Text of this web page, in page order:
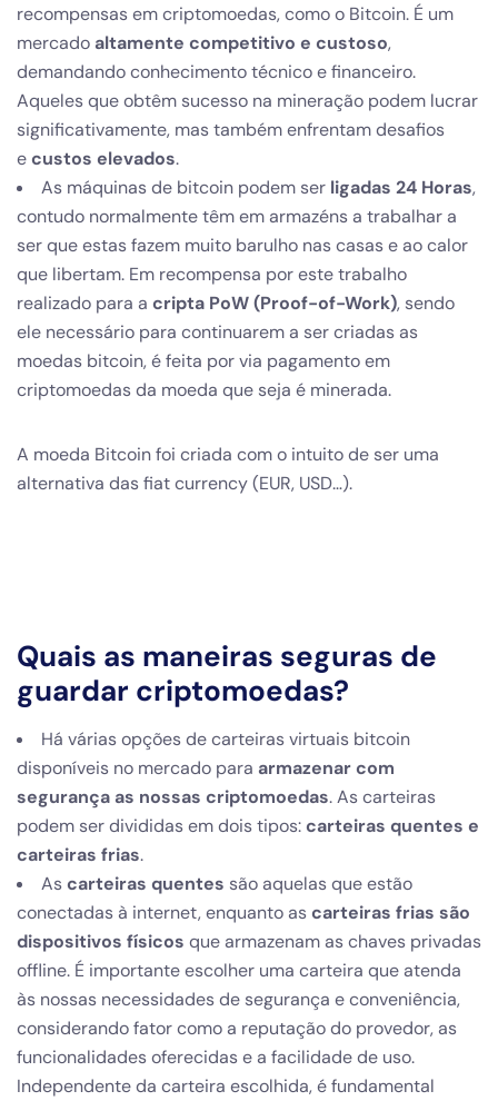
recompensas em criptomoedas, como o Bitcoin. É um
mercado altamente competitivo e custoso,
demandando conhecimento técnico e financeiro.
Aqueles que obtêm sucesso na mineração podem lucrar
significativamente, mas também enfrentam desafios
e custos elevados.
As máquinas de bitcoin podem ser ligadas 24 Horas,
contudo normalmente têm em armazéns a trabalhar a
ser que estas fazem muito barulho nas casas e ao calor
que libertam. Em recompensa por este trabalho
realizado para a cripta PoW (Proof-of-Work), sendo
ele necessário para continuarem a ser criadas as
moedas bitcoin, é feita por via pagamento em
criptomoedas da moeda que seja é minerada.
A moeda Bitcoin foi criada com o intuito de ser uma
alternativa das fiat currency (EUR, USD…).
Quais as maneiras seguras de
guardar criptomoedas?
Há várias opções de carteiras virtuais bitcoin
disponíveis no mercado para armazenar com
segurança as nossas criptomoedas. As carteiras
podem ser divididas em dois tipos: carteiras quentes e
carteiras frias.
As carteiras quentes são aquelas que estão
conectadas à internet, enquanto as carteiras frias são
dispositivos físicos que armazenam as chaves privadas
offline. É importante escolher uma carteira que atenda
às nossas necessidades de segurança e conveniência,
considerando fator como a reputação do provedor, as
funcionalidades oferecidas e a facilidade de uso.
Independente da carteira escolhida, é fundamental